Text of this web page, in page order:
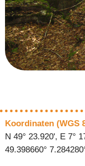
Koordinaten (WGS
N 49° 23.920', E 7°
49.398660°